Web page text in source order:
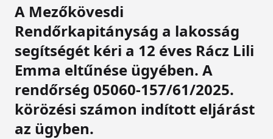
A Mezőkövesdi
Rendőrkapitányság a lakosság
segítségét kéri a 12 éves Rácz Lili
Emma eltűnése ügyében. A
rendőrség 05060-157/61/2025.
körözési számon indított eljárást
az ügyben.